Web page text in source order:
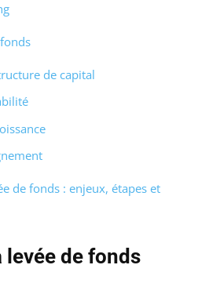
de capital
de fonds : enjeux, étapes et
levée de fonds